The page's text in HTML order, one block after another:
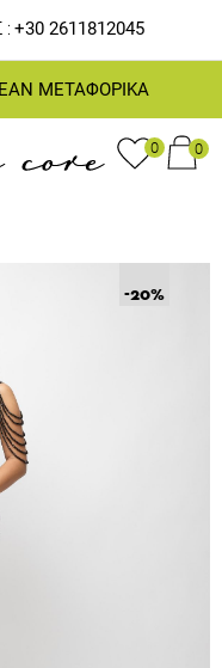
: +30 2611812045
ΜΕΤΑΦΟΡΙΚΑ
0 0
-20%